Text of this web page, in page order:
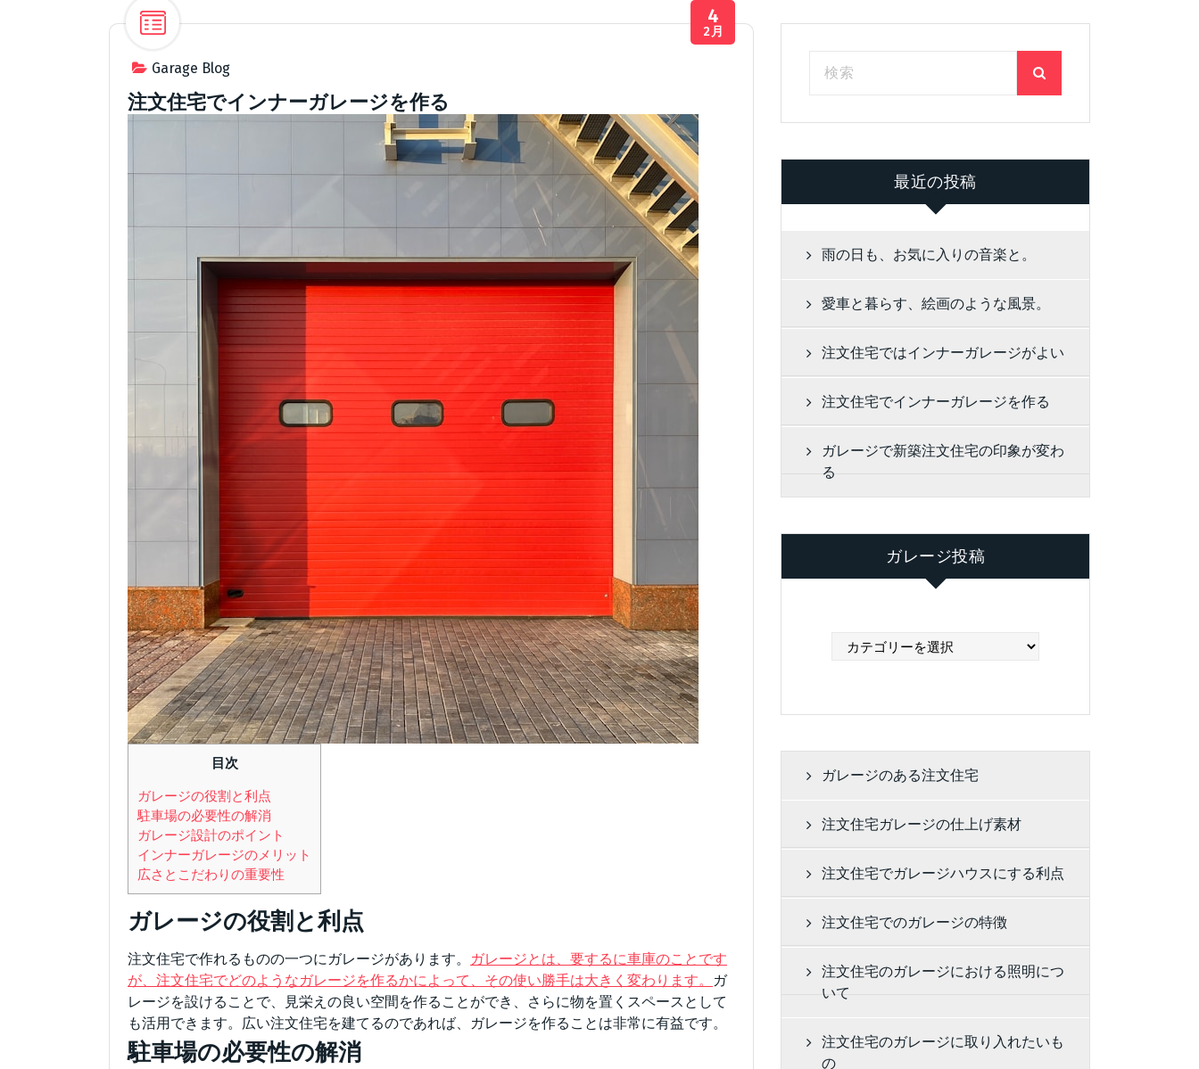
Garage Blog
4
2月
注文住宅でインナーガレージを作る
目次
ガレージの役割と利点
駐車場の必要性の解消
ガレージ設計のポイント
インナーガレージのメリット
広さとこだわりの重要性
ガレージの役割と利点
注文住宅で作れるものの一つにガレージがあります。
ガレージとは、要するに車庫のことです
が、注文住宅でどのようなガレージを作るかによって、その使い勝手は大きく変わります。
ガ
レージを設けることで、見栄えの良い空間を作ることができ、さらに物を置くスペースとして
も活用できます。広い注文住宅を建てるのであれば、ガレージを作ることは非常に有益です。
駐車場の必要性の解消
最近の投稿
雨の日も、お気に入りの音楽と。
愛車と暮らす、絵画のような風景。
注文住宅ではインナーガレージがよい
注文住宅でインナーガレージを作る
ガレージで新築注文住宅の印象が変わ
る
ガレージ投稿
ガ
ジ
ガレージのある注文住宅
注文住宅ガレージの仕上げ素材
注文住宅でガレージハウスにする利点
注文住宅でのガレージの特徴
注文住宅のガレージにおける照明につ
いて
注文住宅のガレージに取り入れたいも
の